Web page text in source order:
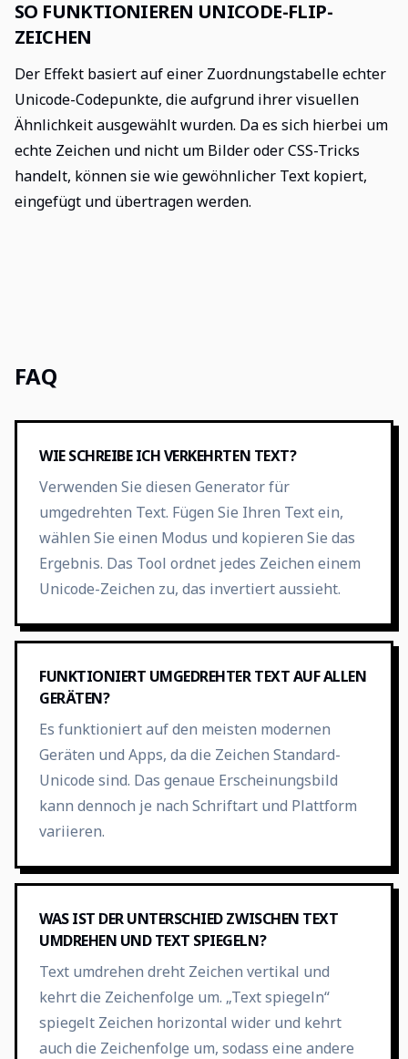
SO FUNKTIONIEREN UNICODE-FLIP-
ZEICHEN
Der Effekt basiert auf einer Zuordnungstabelle echter
Unicode-Codepunkte, die aufgrund ihrer visuellen
Ähnlichkeit ausgewählt wurden. Da es sich hierbei um
echte Zeichen und nicht um Bilder oder CSS-Tricks
handelt, können sie wie gewöhnlicher Text kopiert,
eingefügt und übertragen werden.
FAQ
WIE SCHREIBE ICH VERKEHRTEN TEXT?
Verwenden Sie diesen Generator für
umgedrehten Text. Fügen Sie Ihren Text ein,
wählen Sie einen Modus und kopieren Sie das
Ergebnis. Das Tool ordnet jedes Zeichen einem
Unicode-Zeichen zu, das invertiert aussieht.
FUNKTIONIERT UMGEDREHTER TEXT AUF ALLEN
GERÄTEN?
Es funktioniert auf den meisten modernen
Geräten und Apps, da die Zeichen Standard-
Unicode sind. Das genaue Erscheinungsbild
kann dennoch je nach Schriftart und Plattform
variieren.
WAS IST DER UNTERSCHIED ZWISCHEN TEXT
UMDREHEN UND TEXT SPIEGELN?
Text umdrehen dreht Zeichen vertikal und
kehrt die Zeichenfolge um. „Text spiegeln“
spiegelt Zeichen horizontal wider und kehrt
auch die Zeichenfolge um, sodass eine andere